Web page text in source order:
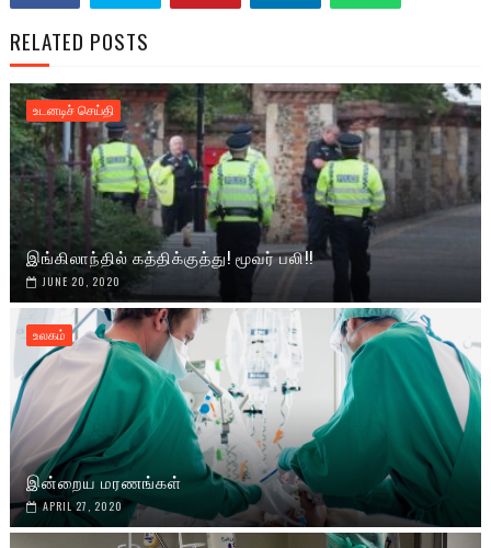
RELATED POSTS
உடனடிச் செய்தி
இங்கிலாந்தில் கத்திக்குத்து! மூவர் பலி!!
JUNE 20, 2020
உலகம்
இன்றைய மரணங்கள்
APRIL 27, 2020